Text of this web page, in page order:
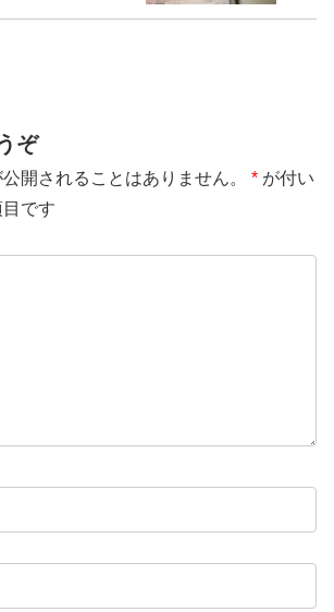
ぞ
開されることはありません。 * が付い
です